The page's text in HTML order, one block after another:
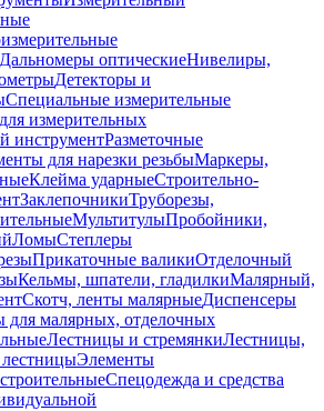
Дальномеры оптическиеНивелиры,
Детекторы и
Специальные измерительные
измерительных
инструментРазметочные
для нарезки резьбыМаркеры,
Клейма ударныеСтроительно-
ЗаклепочникиТруборезы,
МультитулыПробойники,
ЛомыСтеплеры
Прикаточные валикиОтделочный
Кельмы, шпатели, гладилкиМалярный,
Скотч, ленты малярныеДиспенсеры
для малярных, отделочных
Лестницы и стремянкиЛестницы,
Элементы
Спецодежда и средства